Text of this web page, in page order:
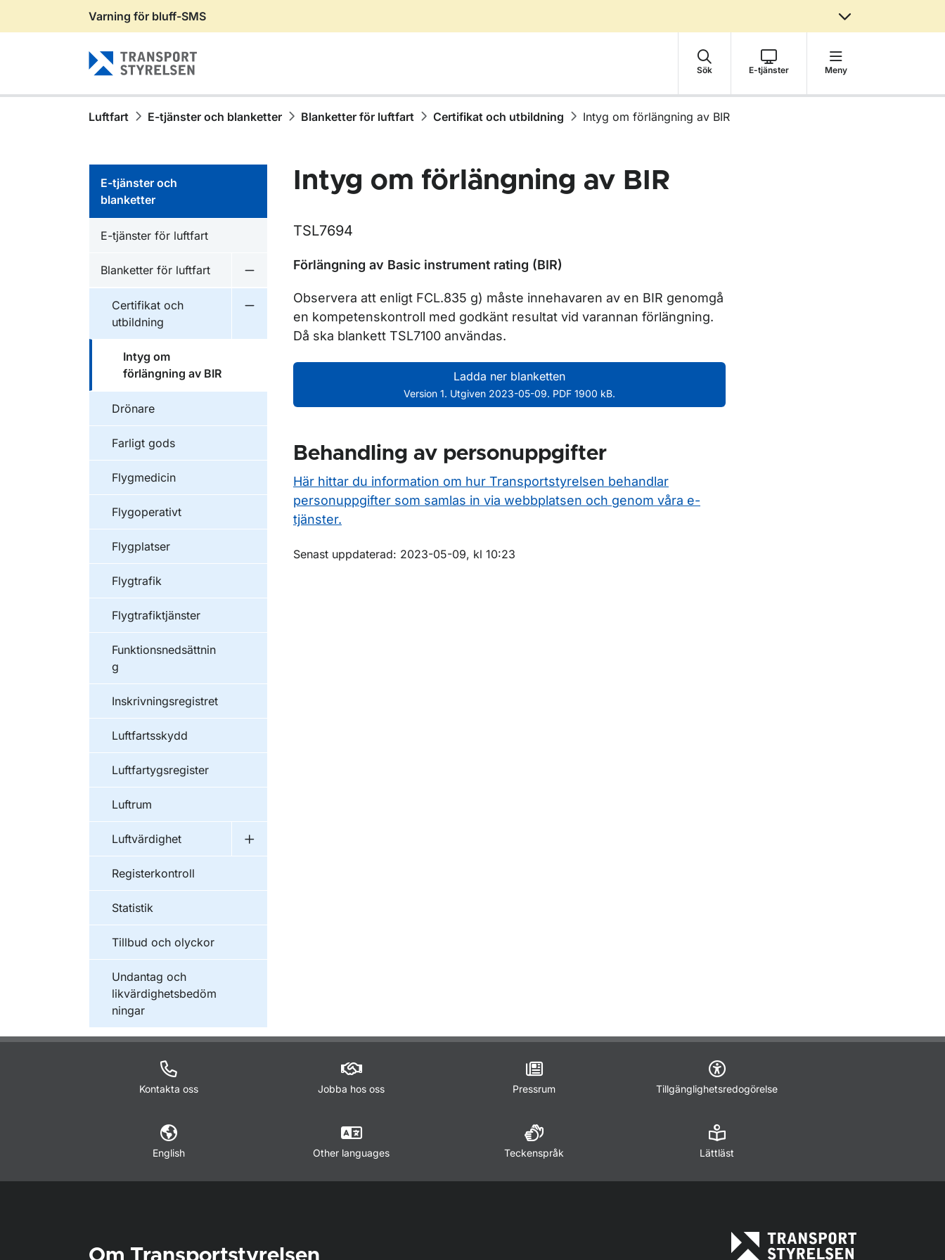
Gå till sidans innehåll
Varning för bluff-SMS
Sök E-tjänster Meny
Luftfart E-tjänster och blanketter Blanketter för luftfart Certifikat och utbildning Intyg om förlängning av BIR
E-tjänster och
blanketter
E-tjänster för luftfart
Blanketter för luftfart
Certifikat och
utbildning
Undermeny för Certifikat och utbildning
Intyg om
förlängning av BIR
Drönare
Farligt gods
Flygmedicin
Flygoperativt
Flygplatser
Flygtrafik
Flygtrafiktjänster
Funktionsnedsättnin
g
Inskrivningsregistret
Luftfartsskydd
Luftfartygsregister
Luftrum
Luftvärdighet
Undermeny för Luftvärdighet
Registerkontroll
Statistik
Tillbud och olyckor
Undantag och
likvärdighetsbedöm
ningar
Intyg om förlängning av BIR
TSL7694
Förlängning av Basic instrument rating (BIR)
Observera att enligt FCL.835 g) måste innehavaren av en BIR genomgå
en kompetenskontroll med godkänt resultat vid varannan förlängning.
Då ska blankett TSL7100 användas.
Ladda ner blanketten
Version 1. Utgiven 2023-05-09. PDF 1900 kB.
Behandling av personuppgifter
Här hittar du information om hur Transportstyrelsen behandlar
personuppgifter som samlas in via webbplatsen och genom våra e-
tjänster.
Om sidan
Senast uppdaterad: 2023-05-09, kl 10:23
Kontakta oss Jobba hos oss Pressrum Tillgänglighetsredogörelse
English Other languages Teckenspråk Lättläst
Om Transportstyrelsen